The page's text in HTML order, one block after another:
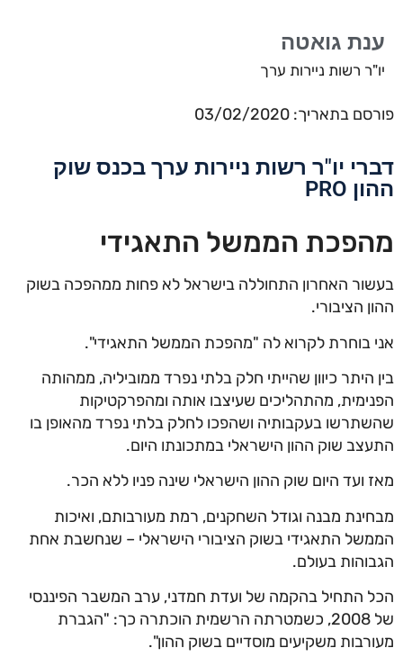
ענת גואטה
יו"ר רשות ניירות ערך
פורסם בתאריך: 03/02/2020
דברי יו"ר רשות ניירות ערך בכנס שוק
ההון PRO
מהפכת הממשל התאגידי
בעשור האחרון התחוללה בישראל לא פחות ממהפכה בשוק
ההון הציבורי.
אני בוחרת לקרוא לה "מהפכת הממשל התאגידי".
בין היתר כיוון שהייתי חלק בלתי נפרד ממוביליה, ממהותה
הפנימית, מהתהליכים שעיצבו אותה ומהפרקטיקות
שהשתרשו בעקבותיה ושהפכו לחלק בלתי נפרד מהאופן בו
התעצב שוק ההון הישראלי במתכונתו היום.
מאז ועד היום שוק ההון הישראלי שינה פניו ללא הכר.
מבחינת מבנה וגודל השחקנים, רמת מעורבותם, ואיכות
הממשל התאגידי בשוק הציבורי הישראלי – שנחשבת אחת
הגבוהות בעולם.
הכל התחיל בהקמה של ועדת חמדני, ערב המשבר הפיננסי
של 2008, כשמטרתה הרשמית הוכתרה כך: "הגברת
מעורבות משקיעים מוסדיים בשוק ההון".